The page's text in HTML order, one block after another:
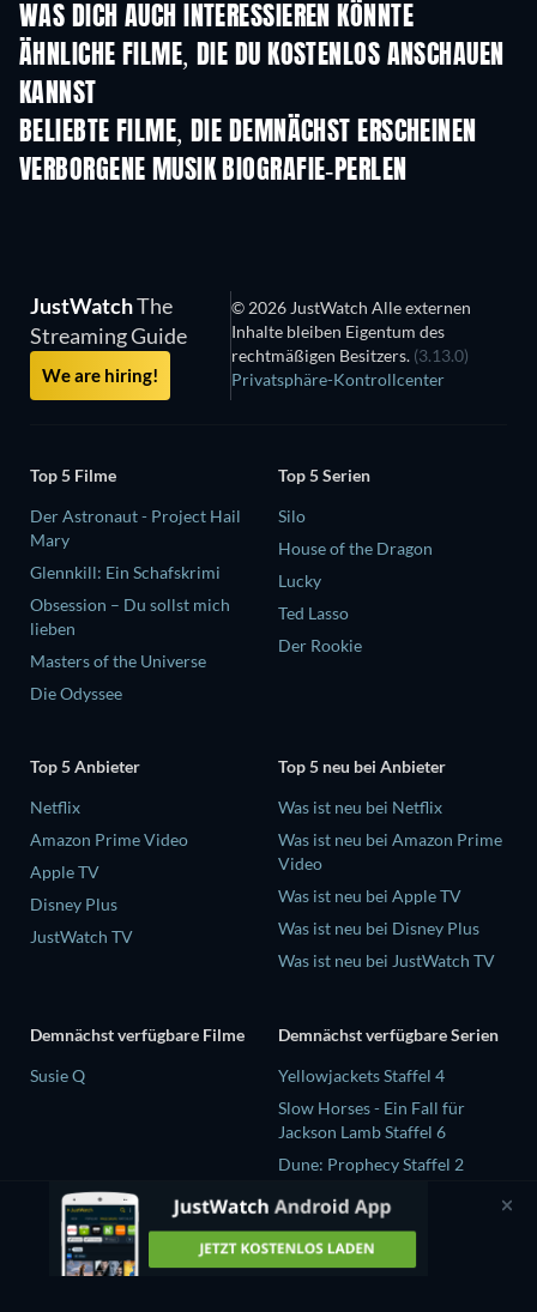
WAS DICH AUCH INTERESSIEREN KÖNNTE
ÄHNLICHE FILME, DIE DU KOSTENLOS ANSCHAUEN
KANNST
BELIEBTE FILME, DIE DEMNÄCHST ERSCHEINEN
VERBORGENE MUSIK BIOGRAFIE-PERLEN
JustWatchThe
Streaming Guide
We are hiring!
© 2026 JustWatch Alle externen
Inhalte bleiben Eigentum des
rechtmäßigen Besitzers. (3.13.0)
Privatsphäre-Kontrollcenter
Top 5 Filme
Der Astronaut - Project Hail
Mary
Glennkill: Ein Schafskrimi
Obsession – Du sollst mich
lieben
Masters of the Universe
Die Odyssee
Top 5 Serien
Silo
House of the Dragon
Lucky
Ted Lasso
Der Rookie
Top 5 Anbieter
Netflix
Amazon Prime Video
Apple TV
Disney Plus
JustWatch TV
Top 5 neu bei Anbieter
Was ist neu bei Netflix
Was ist neu bei Amazon Prime
Video
Was ist neu bei Apple TV
Was ist neu bei Disney Plus
Was ist neu bei JustWatch TV
Demnächst verfügbare Filme
Susie Q
Demnächst verfügbare Serien
Yellowjackets Staffel 4
Slow Horses - Ein Fall für
Jackson Lamb Staffel 6
Dune: Prophecy Staffel 2
The Gentlemen Staffel 2
Love Is Blind: UK Staffel 3